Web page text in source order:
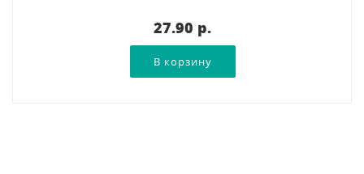
27.90 p.